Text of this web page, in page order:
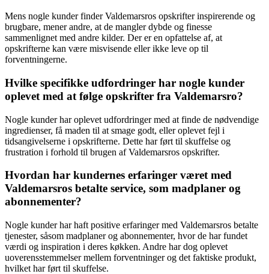
Mens nogle kunder finder Valdemarsros opskrifter inspirerende og
brugbare, mener andre, at de mangler dybde og finesse
sammenlignet med andre kilder. Der er en opfattelse af, at
opskrifterne kan være misvisende eller ikke leve op til
forventningerne.
Hvilke specifikke udfordringer har nogle kunder
oplevet med at følge opskrifter fra Valdemarsro?
Nogle kunder har oplevet udfordringer med at finde de nødvendige
ingredienser, få maden til at smage godt, eller oplevet fejl i
tidsangivelserne i opskrifterne. Dette har ført til skuffelse og
frustration i forhold til brugen af Valdemarsros opskrifter.
Hvordan har kundernes erfaringer været med
Valdemarsros betalte service, som madplaner og
abonnementer?
Nogle kunder har haft positive erfaringer med Valdemarsros betalte
tjenester, såsom madplaner og abonnementer, hvor de har fundet
værdi og inspiration i deres køkken. Andre har dog oplevet
uoverensstemmelser mellem forventninger og det faktiske produkt,
hvilket har ført til skuffelse.